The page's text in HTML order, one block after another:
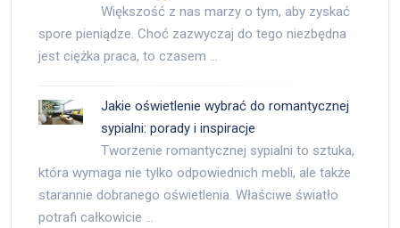
Większość z nas marzy o tym, aby zyskać
spore pieniądze. Choć zazwyczaj do tego niezbędna
jest ciężka praca, to czasem …
Jakie oświetlenie wybrać do romantycznej
sypialni: porady i inspiracje
Tworzenie romantycznej sypialni to sztuka,
która wymaga nie tylko odpowiednich mebli, ale także
starannie dobranego oświetlenia. Właściwe światło
potrafi całkowicie …